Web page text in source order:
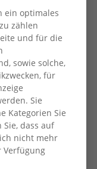
auf direktem
in der
Hilfe!
ein optimales
zählen
und für die
sowie solche,
für
Sie
Kategorien Sie
dass auf
nicht mehr
Verfügung